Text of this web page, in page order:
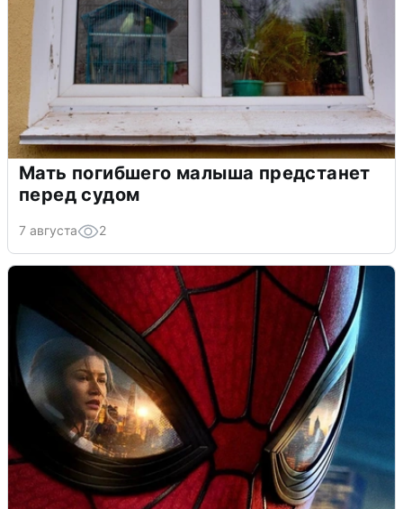
Мать погибшего малыша предстанет
перед судом
7 августа 2